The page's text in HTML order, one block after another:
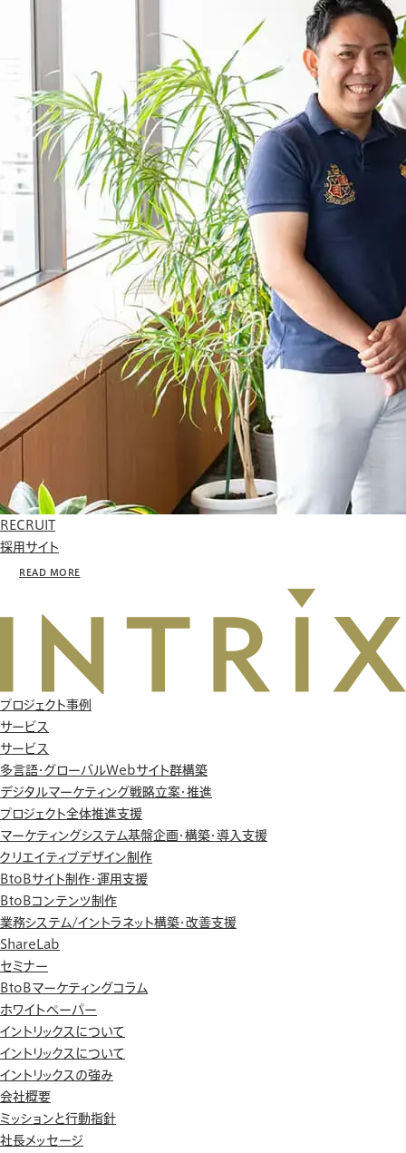
RECRUIT
採用サイト
READ MORE
プロジェクト事例
サービス
サービス
多言語・グローバルWebサイト群構築
デジタルマーケティング戦略立案・推進
プロジェクト全体推進支援
マーケティングシステム基盤企画・構築・導入支援
クリエイティブデザイン制作
BtoBサイト制作・運用支援
BtoBコンテンツ制作
業務システム/イントラネット構築・改善支援
ShareLab
セミナー
BtoBマーケティングコラム
ホワイトペーパー
イントリックスについて
イントリックスについて
イントリックスの強み
会社概要
ミッションと行動指針
社長メッセージ